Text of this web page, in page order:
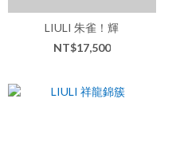
LIULI 朱雀！輝
NT$17,500